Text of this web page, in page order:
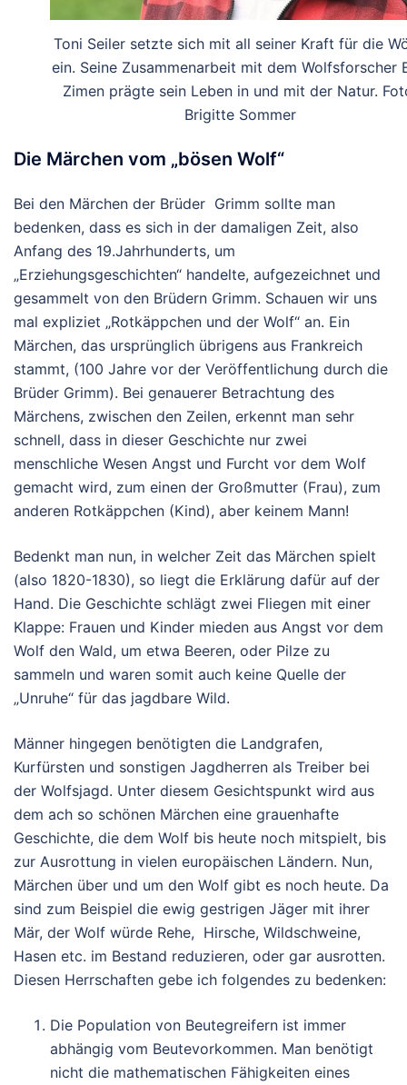
Toni Seiler setzte sich mit all seiner Kraft für die
ein. Seine Zusammenarbeit mit dem Wolfsforscher
Zimen prägte sein Leben in und mit der Natur.
Brigitte Sommer
Die Märchen vom „bösen Wolf“
Bei den Märchen der Brüder Grimm sollte man
bedenken, dass es sich in der damaligen Zeit, also
Anfang des 19.Jahrhunderts, um
„Erziehungsgeschichten“ handelte, aufgezeichnet und
gesammelt von den Brüdern Grimm. Schauen wir uns
mal expliziet „Rotkäppchen und der Wolf“ an. Ein
Märchen, das ursprünglich übrigens aus Frankreich
stammt, (100 Jahre vor der Veröffentlichung durch die
Brüder Grimm). Bei genauerer Betrachtung des
Märchens, zwischen den Zeilen, erkennt man sehr
schnell, dass in dieser Geschichte nur zwei
menschliche Wesen Angst und Furcht vor dem Wolf
gemacht wird, zum einen der Großmutter (Frau), zum
anderen Rotkäppchen (Kind), aber keinem Mann!
Bedenkt man nun, in welcher Zeit das Märchen spielt
(also 1820-1830), so liegt die Erklärung dafür auf der
Hand. Die Geschichte schlägt zwei Fliegen mit einer
Klappe: Frauen und Kinder mieden aus Angst vor dem
Wolf den Wald, um etwa Beeren, oder Pilze zu
sammeln und waren somit auch keine Quelle der
„Unruhe“ für das jagdbare Wild.
Männer hingegen benötigten die Landgrafen,
Kurfürsten und sonstigen Jagdherren als Treiber bei
der Wolfsjagd. Unter diesem Gesichtspunkt wird aus
dem ach so schönen Märchen eine grauenhafte
Geschichte, die dem Wolf bis heute noch mitspielt, bis
zur Ausrottung in vielen europäischen Ländern. Nun,
Märchen über und um den Wolf gibt es noch heute. Da
sind zum Beispiel die ewig gestrigen Jäger mit ihrer
Mär, der Wolf würde Rehe, Hirsche, Wildschweine,
Hasen etc. im Bestand reduzieren, oder gar ausrotten.
Diesen Herrschaften gebe ich folgendes zu bedenken:
Die Population von Beutegreifern ist immer
abhängig vom Beutevorkommen. Man benötigt
nicht die mathematischen Fähigkeiten eines